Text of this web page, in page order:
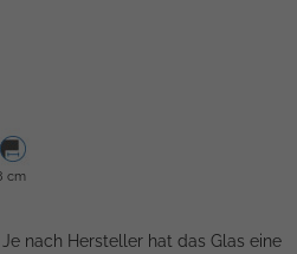
cm
nach Hersteller hat das Glas eine